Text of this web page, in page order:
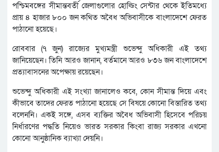
পশ্চিমবঙ্গের সীমান্তবর্তী জেলাগুলোর হোল্ডিং সেন্টার থেকে ইতিমধ্যে
প্রায় ৪ হাজার ৮০০ জন কথিত অবৈধ অভিবাসীকে বাংলাদেশে ফেরত
পাঠানো হয়েছে।
রোববার (৭ জুন) রাজ্যের মুখ্যমন্ত্রী শুভেন্দু অধিকারী এই তথ্য
জানিয়েছেন। তিনি আরও জানান, বর্তমানে আরও ৮৩৬ জন বাংলাদেশে
প্রত্যাবাসনের অপেক্ষায় রয়েছেন।
শুভেন্দু অধিকারী এই সংখ্যা জানালেও কবে, কোন সীমান্ত দিয়ে এবং
কীভাবে তাদের ফেরত পাঠানো হয়েছে সে বিষয়ে কোনো বিস্তারিত তথ্য
বলেননি। একই সঙ্গে, এসব ব্যক্তির অবৈধ অভিবাসী হিসেবে পরিচয়
নির্ধারণের পদ্ধতি নিয়েও ভারত সরকার কিংবা রাজ্য সরকার এখনো
কোনো আনুষ্ঠানিক ব্যাখ্যা দেয়নি।